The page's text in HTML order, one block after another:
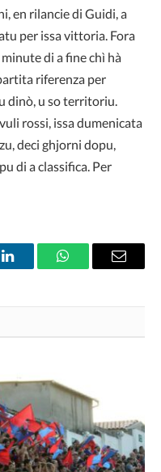
en rilancie di Guidi, a
per issa vittoria. Fora
di a fine chì hà
riferenza per
dinò, u so territoriu.
rossi, issa dumenicata
deci ghjorni dopu,
di a classifica. Per
LinkedInWhatsAppEmail